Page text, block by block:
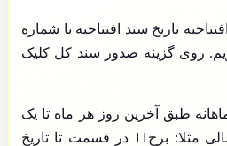
تاریخ سند افتتاحیه یا شماره
روی گزینه صدور سند کل کلیک
طبق آخرین روز هر ماه تا یک
ماه مانده به پایان سال مالی مثلا: برج11 در قسمت تا تاریخ